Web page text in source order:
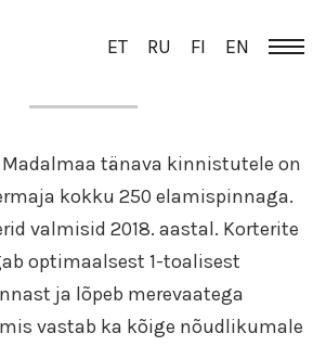
ET RU FI EN
ÜLEVAADE
tänava kinnistutele on
kokku 250 elamispinnaga.
valmisid 2018. aastal. Korterite
optimaalsest 1-toalisest
ja lõpeb merevaatega
vastab ka kõige nõudlikumale